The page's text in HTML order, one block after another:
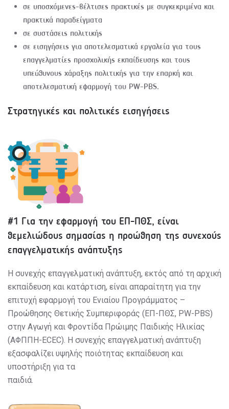
σε υποσχόμενες-βέλτισες πρακτικές με συγκεκριμένα και
πρακτικά παραδείγματα
σε συστάσεις πολιτικής
σε εισηγήσεις για αποτελεσματικά εργαλεία για τους
επαγγελματίες προσχολικής εκπαίδευσης και τους
υπεύθυνους χάραξης πολιτικής για την επαρκή και
αποτελεσματική εφαρμογή του PW-PBS.
Στρατηγικές και πολιτικές εισηγήσεις
#1 Για την εφαρμογή του ΕΠ-ΠΘΣ, είναι
θεμελιώδους σημασίας η προώθηση της συνεχούς
επαγγελματικής ανάπτυξης
Η συνεχής επαγγελματική ανάπτυξη, εκτός από τη αρχική
εκπαίδευση και κατάρτιση, είναι απαραίτητη για την
επιτυχή εφαρμογή του Ενιαίου Προγράμματος –
Προώθησης Θετικής Συμπεριφοράς (ΕΠ-ΠΘΣ, PW-PBS)
στην Αγωγή και Φροντίδα Πρώιμης Παιδικής Ηλικίας
(ΑΦΠΠΗ-ECEC). Η συνεχής επαγγελματική ανάπτυξη
εξασφαλίζει υψηλής ποιότητας εκπαίδευση και
υποστήριξη για τα
παιδιά.